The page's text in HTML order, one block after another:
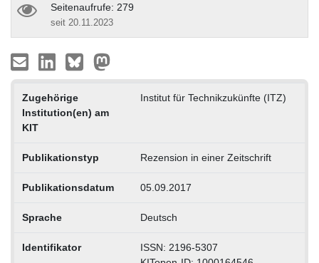
Seitenaufrufe: 279
seit 20.11.2023
Zugehörige
Institution(en) am
KIT
Institut für Technikzukünfte (ITZ)
Publikationstyp Rezension in einer Zeitschrift
Publikationsdatum 05.09.2017
Sprache Deutsch
Identifikator
ISSN: 2196-5307